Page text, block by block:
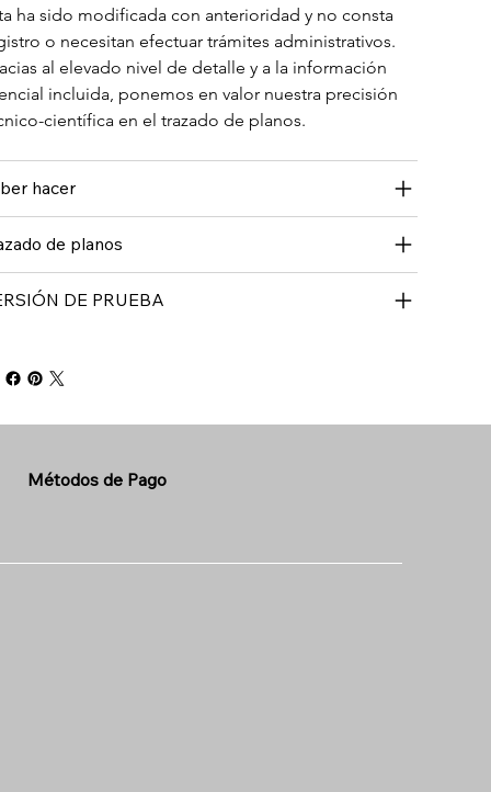
ha sido modificada con anterioridad y no consta
o necesitan efectuar trámites administrativos.
al elevado nivel de detalle y a la información
incluida, ponemos en valor nuestra precisión
científica en el trazado de planos.
hacer
de planos
DE PRUEBA
Métodos de Pago